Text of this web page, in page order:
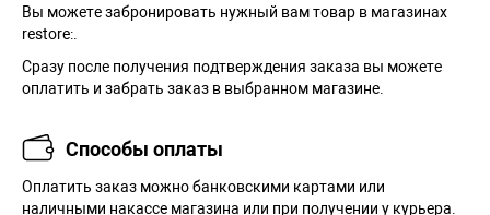
Вы можете забронировать нужный вам товар в магазинах
restore:.
Сразу после получения подтверждения заказа вы можете
оплатить и забрать заказ в выбранном магазине.
Способы оплаты
Оплатить заказ можно банковскими картами или
наличными накассе магазина или при получении у курьера.